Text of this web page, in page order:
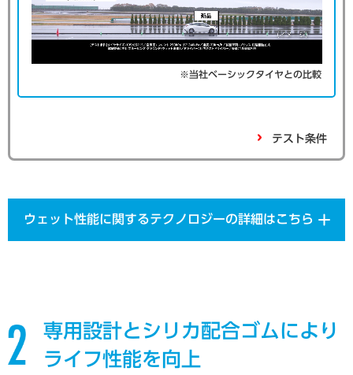
※当社ベーシックタイヤとの比較
テスト条件
ウェット性能に関するテクノロジーの詳細はこちら
専用設計とシリカ配合ゴムにより
ライフ性能を向上